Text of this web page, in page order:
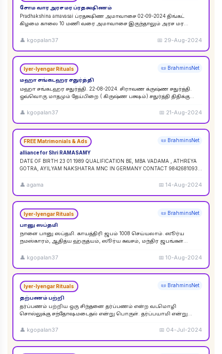
சோம வார அரச மர ப்ரதக்ஷிணம்
Pradhakshina amavasai ப்ரதக்ஷிண அமாவாசை 02-09-2024 திங்கட்
கிழமை காலை 10 மணி வரை அமாவாசை இருந்தாலும் அரச மர
👤 kgopalan37 📅 29-Aug-2024
Iyer-Iyengar Rituals 📜 BrahminsNet
மஹா சங்கடஹர சதுர்த்தி
மஹா சங்கடஹர சதுர்த்தி. 22-08-2024. சிராவண க்ருஷ்ண சதுர்த்தி.
ஒவ்வொரு மாதமும் தேய்பிறை ( கிருஷ்ண பக்ஷம்) சதுர்த்தி திதிக்கு
👤 kgopalan37 📅 21-Aug-2024
FREE Matrimonials & Ads 📜 BrahminsNet
alliance for Shri RAMASAMY
DATE OF BIRTH 23 01 1989 QUALIFICATION BE, MBA VADAMA , ATHREYA
GOTRA, AYILYAM NAKSHATRA MNC IN GERMANY CONTACT 9842681093 /
👤 agama 📅14-Aug-2024
Iyer-Iyengar Rituals 📜 BrahminsNet
பானு ஸப்தமி
நாளை பானு ஸப்தமி. காயத்திரி ஜபம் 1008 செய்யலாம். ஸூர்ய
நமஸ்காரம், ஆதித்ய ஹ்ருத்யம், ஸூர்ய கவசம், மந்திர ஜபங்கள்
👤 kgopalan37 📅10-Aug-2024
Iyer-Iyengar Rituals 📜 BrahminsNet
தற்பணம் பற்றி
தர்ப்பணம் பற்றிய ஒரு சிந்தனை தர்ப்பணம் என்ற வடமொழி
சொல்லுக்கு சந்தோஷமடைதல் என்று பொருள். தர்ப்பயாமி என்று
கொள்ளலாம்...
👤 kgopalan37 📅 04-Jul-2024